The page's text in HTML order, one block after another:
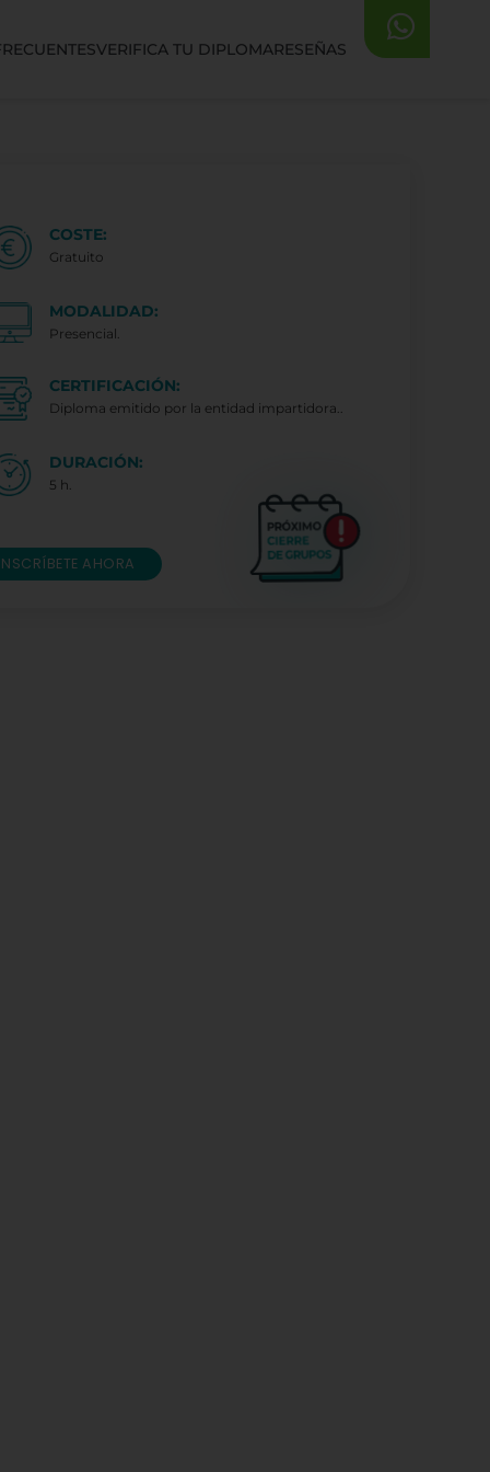
VERIFICA TU DIPLOMARESEÑAS
COSTE:
Gratuito
MODALIDAD:
Presencial.
CERTIFICACIÓN:
Diploma emitido por la entidad impartidora..
DURACIÓN:
5 h.
AHORA